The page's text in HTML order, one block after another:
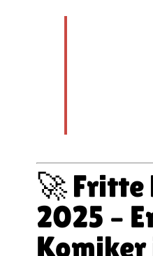
🚀 Fritte
2025 –
Komiker